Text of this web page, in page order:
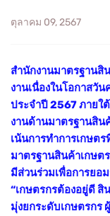
ตุลาคม 09, 2567
สำนักงานมาตรฐานสิ
งานเนื่องในโอกาสวั
ประจำปี 2567 ภายใ
งานด้านมาตรฐานสิน
เน้นการทำการเกษต
มาตรฐานสินค้าเกษต
มีส่วนร่วมเพื่อการยอ
“เกษตรกรต้องอยู่ดี สิ
มุ่งยกระดับเกษตรกร